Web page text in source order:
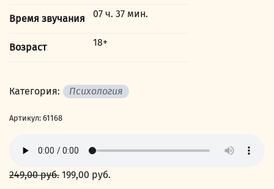
Время звучания 07 ч. 37 мин.
Возраст 18+
Категория: Психология
Артикул: 61168
249,00руб. Первоначальная
199,00 руб.